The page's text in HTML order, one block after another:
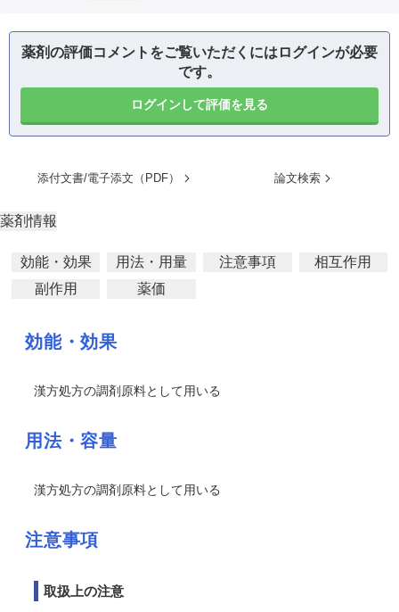
薬剤の評価コメントをご覧いただくにはログインが必要
です。
ログインして評価を見る
添付文書/電子添文（PDF） 論文検索
薬剤情報
効能・効果 用法・用量 注意事項
相互作用
副作用
薬価
効能・効果
漢方処方の調剤原料として用いる
用法・容量
漢方処方の調剤原料として用いる
注意事項
取扱上の注意